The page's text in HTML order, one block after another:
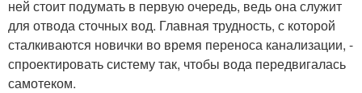
ней стоит подумать в первую очередь, ведь она служит
для отвода сточных вод. Главная трудность, с которой
сталкиваются новички во время переноса канализации, -
спроектировать систему так, чтобы вода передвигалась
самотеком.